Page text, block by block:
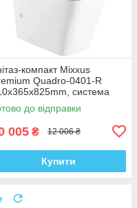
компакт Mixxus
Quadro-0401-R
система
RIMLESS (MP6457)
до відправки
005 ₴ 12 006 ₴
Купити